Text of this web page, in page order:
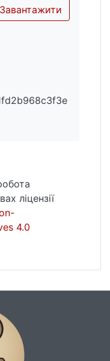
Л.
І.
Завантажити
ліцензії
4.0